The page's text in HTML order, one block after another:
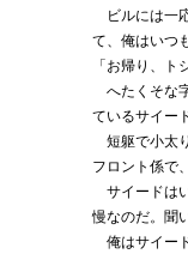
ビルには一
て、俺はいつ
「お帰り、ト
へたくそな
ているサイー
短躯で小太
フロント係で
サイードは
慢なのだ。聞
俺はサイー